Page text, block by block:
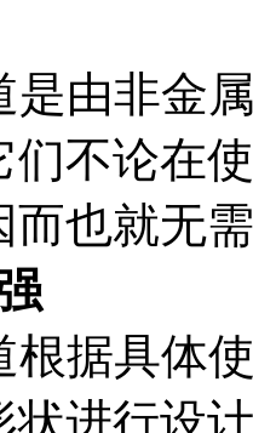
由非金
们不论在
而也就无
据具体
状进行设